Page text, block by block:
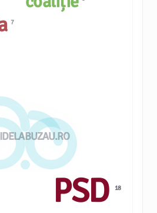
7
PSD 18